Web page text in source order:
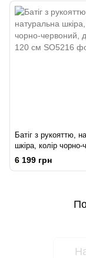
Батіг з рукояттю,
шкіра, колір чорно-
довжина - 120 см
6 199 грн